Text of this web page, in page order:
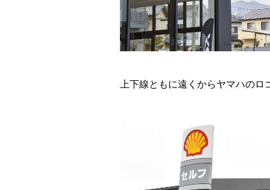
上下線ともに遠くからヤマハのロ